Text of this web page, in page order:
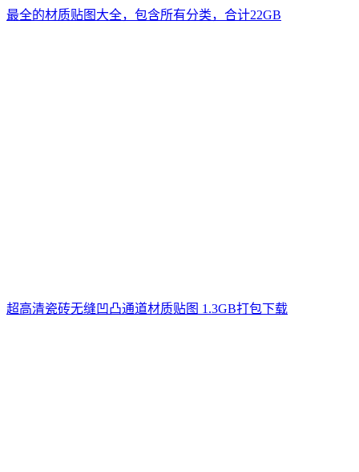
最全的材质贴图大全，包含所有分类，合计22GB
超高清瓷砖无缝凹凸通道材质贴图 1.3GB打包下载